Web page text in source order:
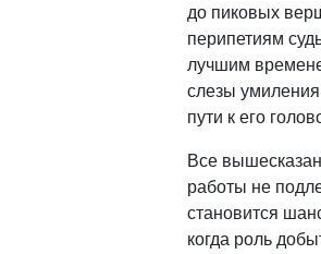
до пиковых
перипетиям
лучшим
слезы
пути к его
Все
работы не
становится
когда роль